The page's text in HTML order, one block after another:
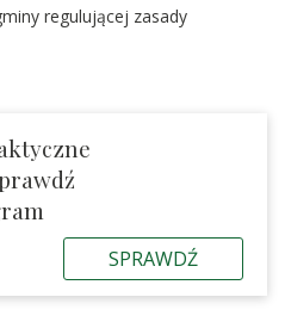
regulującej zasady
SPRAWDŹ